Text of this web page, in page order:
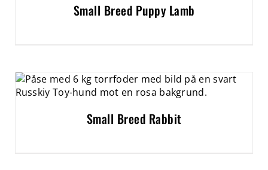
Small Breed Puppy Lamb
Small Breed Rabbit